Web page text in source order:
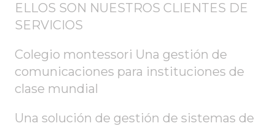
ELLOS SON NUESTROS CLIENTES DE
SERVICIOS
Colegio montessori Una gestión de
comunicaciones para instituciones de
clase mundial
Una solución de gestión de sistemas de